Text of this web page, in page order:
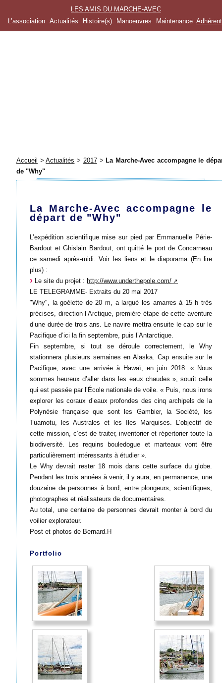
LES AMIS DU MARCHE-AVEC
L’association
Actualités Histoire(s) Manoeuvres Maintenance
Accueil >Actualités > 2017> La Marche-Avec accompagne le
de "Why"
La Marche-Avec accompagne le
départ de "Why"
L’expédition scientifique mise sur pied par Emmanuelle Périe-
Bardout et Ghislain Bardout, ont quitté le port de Concarneau
ce samedi après-midi. Voir les liens et le diaporama (En lire
plus) :
Le site du projet : http://www.underthepole.com/
LE TELEGRAMME- Extraits du 20 mai 2017
"Why", la goélette de 20 m, a largué les amarres à 15 h très
précises, direction l’Arctique, première étape de cette aventure
d’une durée de trois ans. Le navire mettra ensuite le cap sur le
Pacifique d’ici la fin septembre, puis l’Antarctique.
Fin septembre, si tout se déroule correctement, le Why
stationnera plusieurs semaines en Alaska. Cap ensuite sur le
Pacifique, avec une arrivée à Hawaï, en juin 2018. « Nous
sommes heureux d’aller dans les eaux chaudes », sourit celle
qui est passée par l’École nationale de voile. « Puis, nous irons
explorer les coraux d’eaux profondes des cinq archipels de la
Polynésie française que sont les Gambier, la Société, les
Tuamotu, les Australes et les Iles Marquises. L’objectif de
cette mission, c’est de traiter, inventorier et répertorier toute la
biodiversité. Les requins bouledogue et marteaux vont être
particulièrement intéressants à étudier ».
Le Why devrait rester 18 mois dans cette surface du globe.
Pendant les trois années à venir, il y aura, en permanence, une
douzaine de personnes à bord, entre plongeurs, scientifiques,
photographes et réalisateurs de documentaires.
Au total, une centaine de personnes devrait monter à bord du
voilier explorateur.
Post et photos de Bernard.H
Portfolio